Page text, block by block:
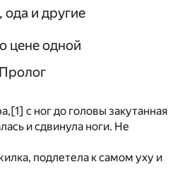
ода и другие
цене одной
Пролог
[1] с ног до головы закутанная
и сдвинула ноги. Не
подлетела к самом уху и